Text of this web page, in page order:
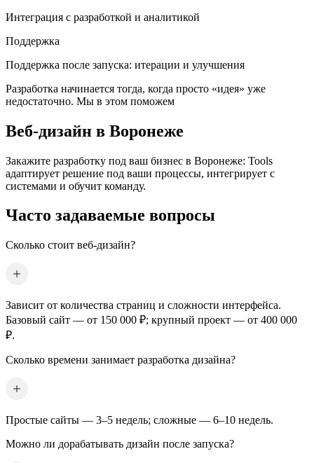
Интеграция с разработкой и аналитикой
Поддержка
Поддержка после запуска: итерации и улучшения
Разработка начинается тогда, когда просто «идея» уже
недостаточно. Мы в этом поможем
Веб-дизайн в Воронеже
Закажите разработку под ваш бизнес в Воронеже: Tools
адаптирует решение под ваши процессы, интегрирует с
системами и обучит команду.
Часто задаваемые вопросы
Сколько стоит веб-дизайн?
Зависит от количества страниц и сложности интерфейса.
Базовый сайт — от 150 000 ₽; крупный проект — от 400 000
₽.
Сколько времени занимает разработка дизайна?
Простые сайты — 3–5 недель; сложные — 6–10 недель.
Можно ли дорабатывать дизайн после запуска?